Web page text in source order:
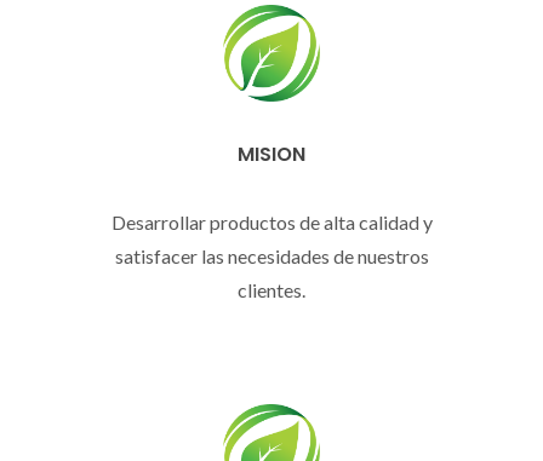
MISION
Desarrollar productos de alta calidad y
satisfacer las necesidades de nuestros
clientes.